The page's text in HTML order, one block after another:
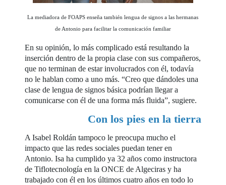
La mediadora de FOAPS enseña también lengua de signos a las hermanas
de Antonio para facilitar la comunicación familiar
En su opinión, lo más complicado está resultando la
inserción dentro de la propia clase con sus compañeros,
que no terminan de estar involucrados con él, todavía
no le hablan como a uno más. “Creo que dándoles una
clase de lengua de signos básica podrían llegar a
comunicarse con él de una forma más fluida”, sugiere.
Con los pies en la tierra
A Isabel Roldán tampoco le preocupa mucho el
impacto que las redes sociales puedan tener en
Antonio. Isa ha cumplido ya 32 años como instructora
de Tiflotecnología en la ONCE de Algeciras y ha
trabajado con él en los últimos cuatro años en todo lo